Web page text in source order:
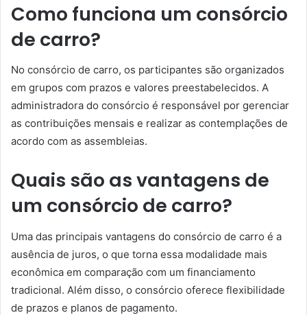
Como funciona um consórcio
de carro?
No consórcio de carro, os participantes são organizados
em grupos com prazos e valores preestabelecidos. A
administradora do consórcio é responsável por gerenciar
as contribuições mensais e realizar as contemplações de
acordo com as assembleias.
Quais são as vantagens de
um consórcio de carro?
Uma das principais vantagens do consórcio de carro é a
ausência de juros, o que torna essa modalidade mais
econômica em comparação com um financiamento
tradicional. Além disso, o consórcio oferece flexibilidade
de prazos e planos de pagamento.